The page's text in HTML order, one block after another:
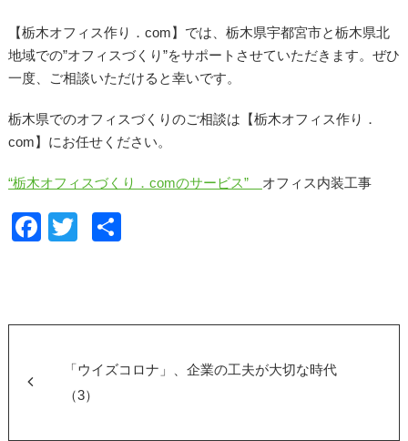
【栃木オフィス作り．com】では、栃木県宇都宮市と栃木県北
地域での”オフィスづくり”をサポートさせていただきます。ぜひ
一度、ご相談いただけると幸いです。
栃木県でのオフィスづくりのご相談は【栃木オフィス作り．
com】にお任せください。
“栃木オフィスづくり．comのサービス” オフィス内装工事
F
「ウイズコロナ」、企業の工夫が大切な時代
（3）